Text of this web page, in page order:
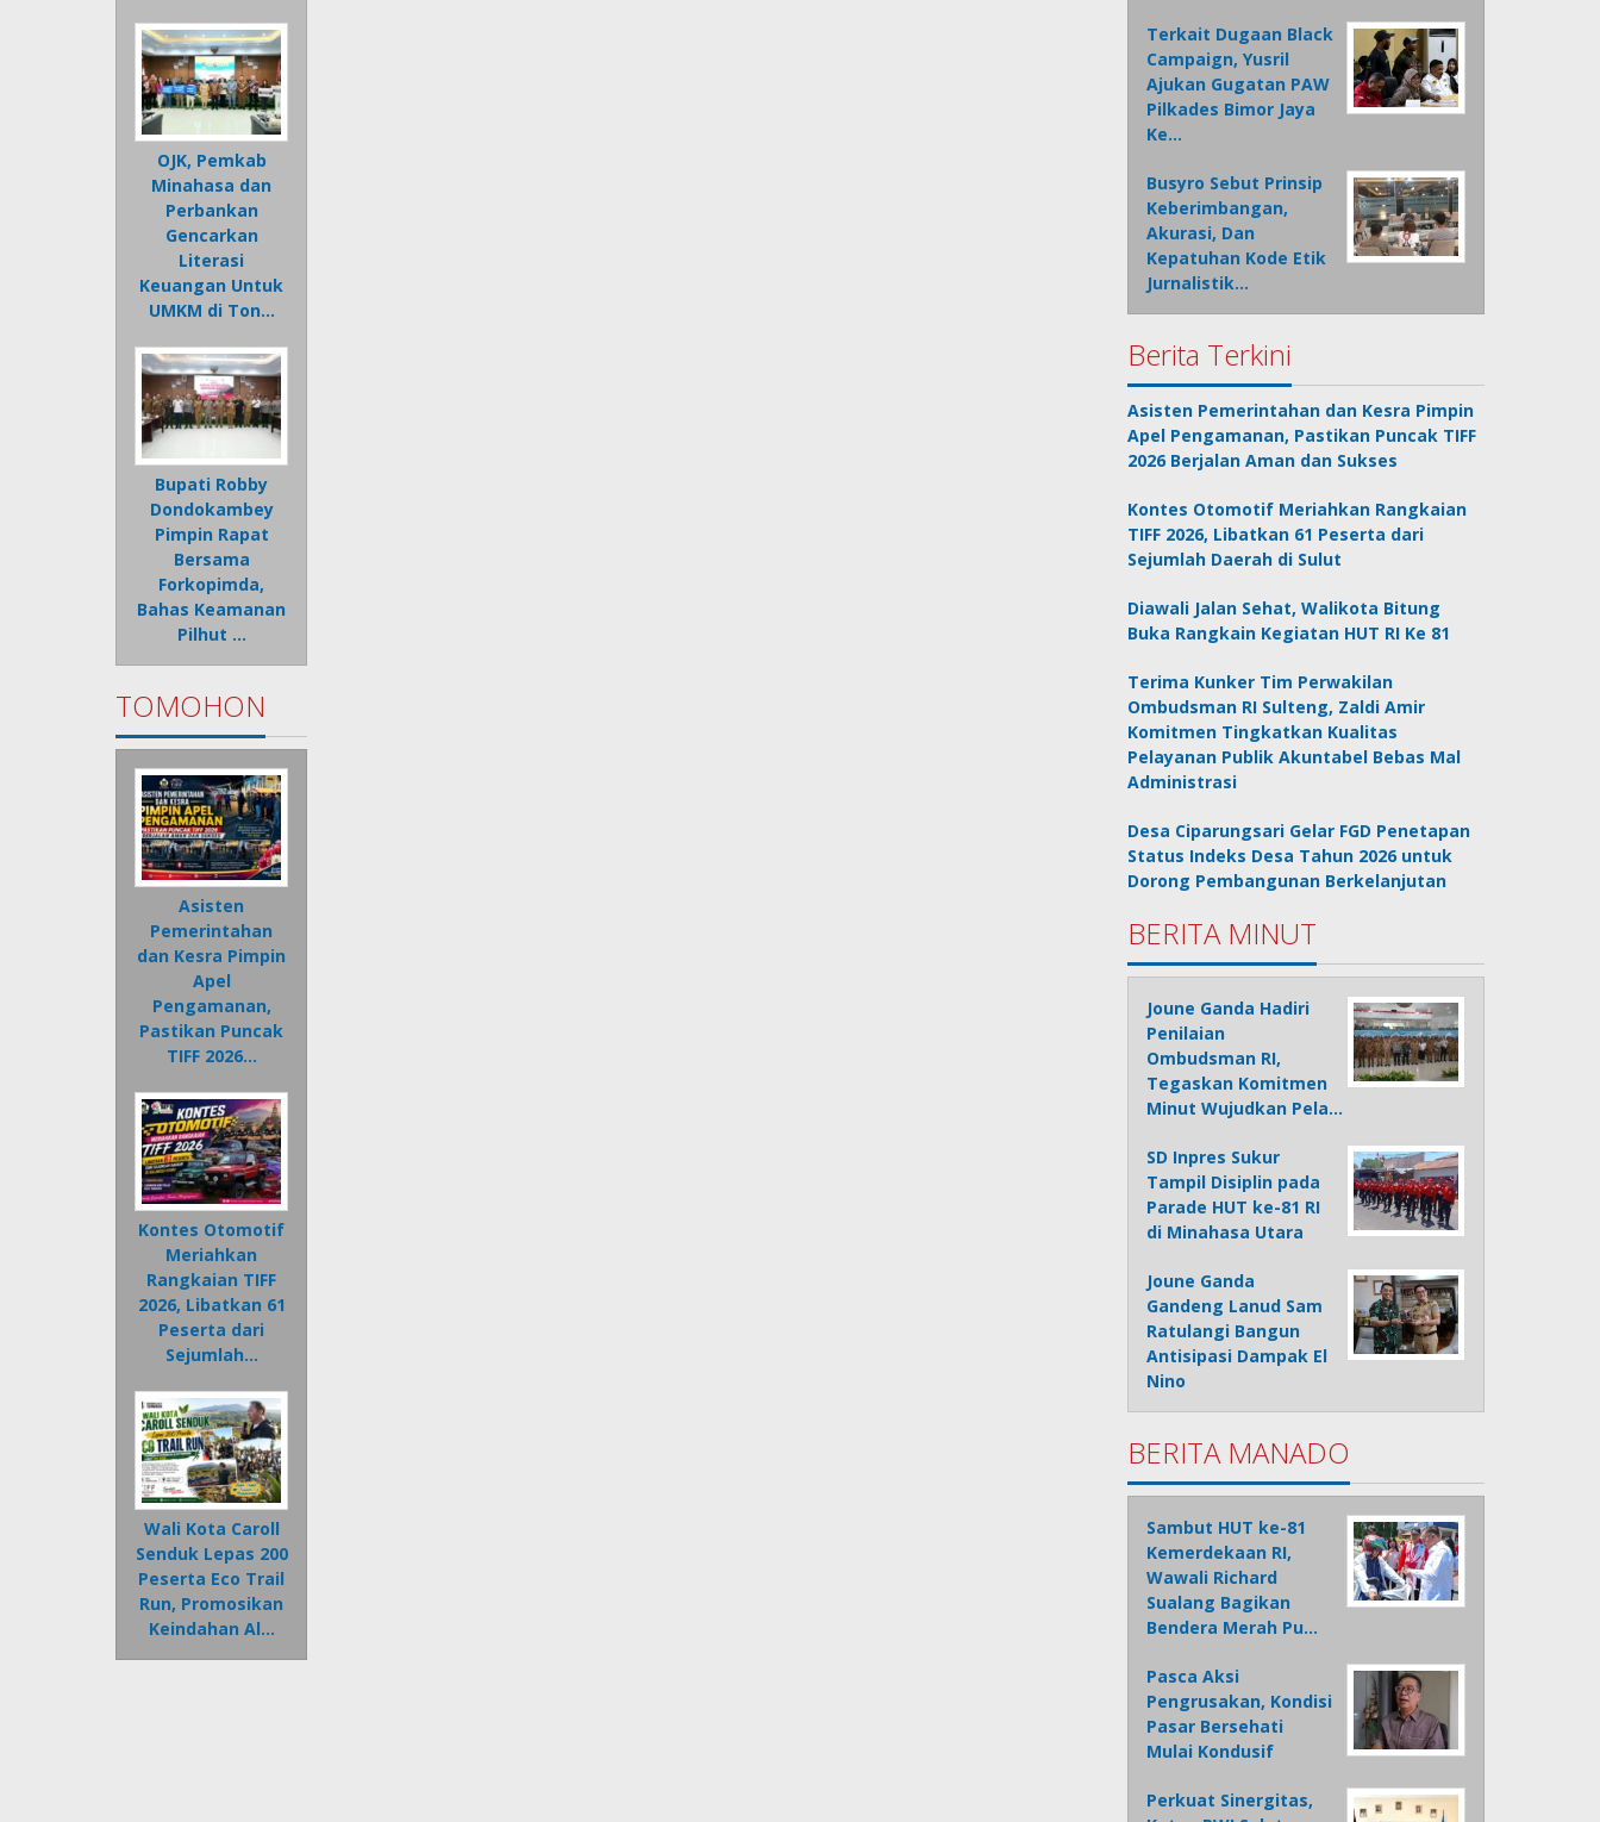
OJK, Pemkab
Minahasa dan
Perbankan
Gencarkan
Literasi
Keuangan Untuk
UMKM di Ton…
Bupati Robby
Dondokambey
Pimpin Rapat
Bersama
Forkopimda,
Bahas Keamanan
Pilhut …
TOMOHON
Asisten
Pemerintahan
dan Kesra Pimpin
Apel
Pengamanan,
Pastikan Puncak
TIFF 2026…
Kontes Otomotif
Meriahkan
Rangkaian TIFF
2026, Libatkan 61
Peserta dari
Sejumlah…
Wali Kota Caroll
Senduk Lepas 200
Peserta Eco Trail
Run, Promosikan
Keindahan Al…
Terkait Dugaan Black
Campaign, Yusril
Ajukan Gugatan PAW
Pilkades Bimor Jaya
Ke…
Busyro Sebut Prinsip
Keberimbangan,
Akurasi, Dan
Kepatuhan Kode Etik
Jurnalistik…
Berita Terkini
Asisten Pemerintahan dan Kesra Pimpin
Apel Pengamanan, Pastikan Puncak TIFF
2026 Berjalan Aman dan Sukses
Kontes Otomotif Meriahkan Rangkaian
TIFF 2026, Libatkan 61 Peserta dari
Sejumlah Daerah di Sulut
Diawali Jalan Sehat, Walikota Bitung
Buka Rangkain Kegiatan HUT RI Ke 81
Terima Kunker Tim Perwakilan
Ombudsman RI Sulteng, Zaldi Amir
Komitmen Tingkatkan Kualitas
Pelayanan Publik Akuntabel Bebas Mal
Administrasi
Desa Ciparungsari Gelar FGD Penetapan
Status Indeks Desa Tahun 2026 untuk
Dorong Pembangunan Berkelanjutan
BERITA MINUT
Joune Ganda Hadiri
Penilaian
Ombudsman RI,
Tegaskan Komitmen
Minut Wujudkan Pela…
SD Inpres Sukur
Tampil Disiplin pada
Parade HUT ke-81 RI
di Minahasa Utara
Joune Ganda
Gandeng Lanud Sam
Ratulangi Bangun
Antisipasi Dampak El
Nino
BERITA MANADO
Sambut HUT ke-81
Kemerdekaan RI,
Wawali Richard
Sualang Bagikan
Bendera Merah Pu…
Pasca Aksi
Pengrusakan, Kondisi
Pasar Bersehati
Mulai Kondusif
Perkuat Sinergitas,